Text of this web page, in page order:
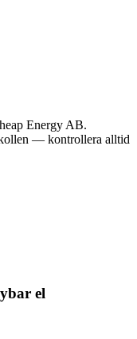
Energy AB.
— kontrollera alltid
el